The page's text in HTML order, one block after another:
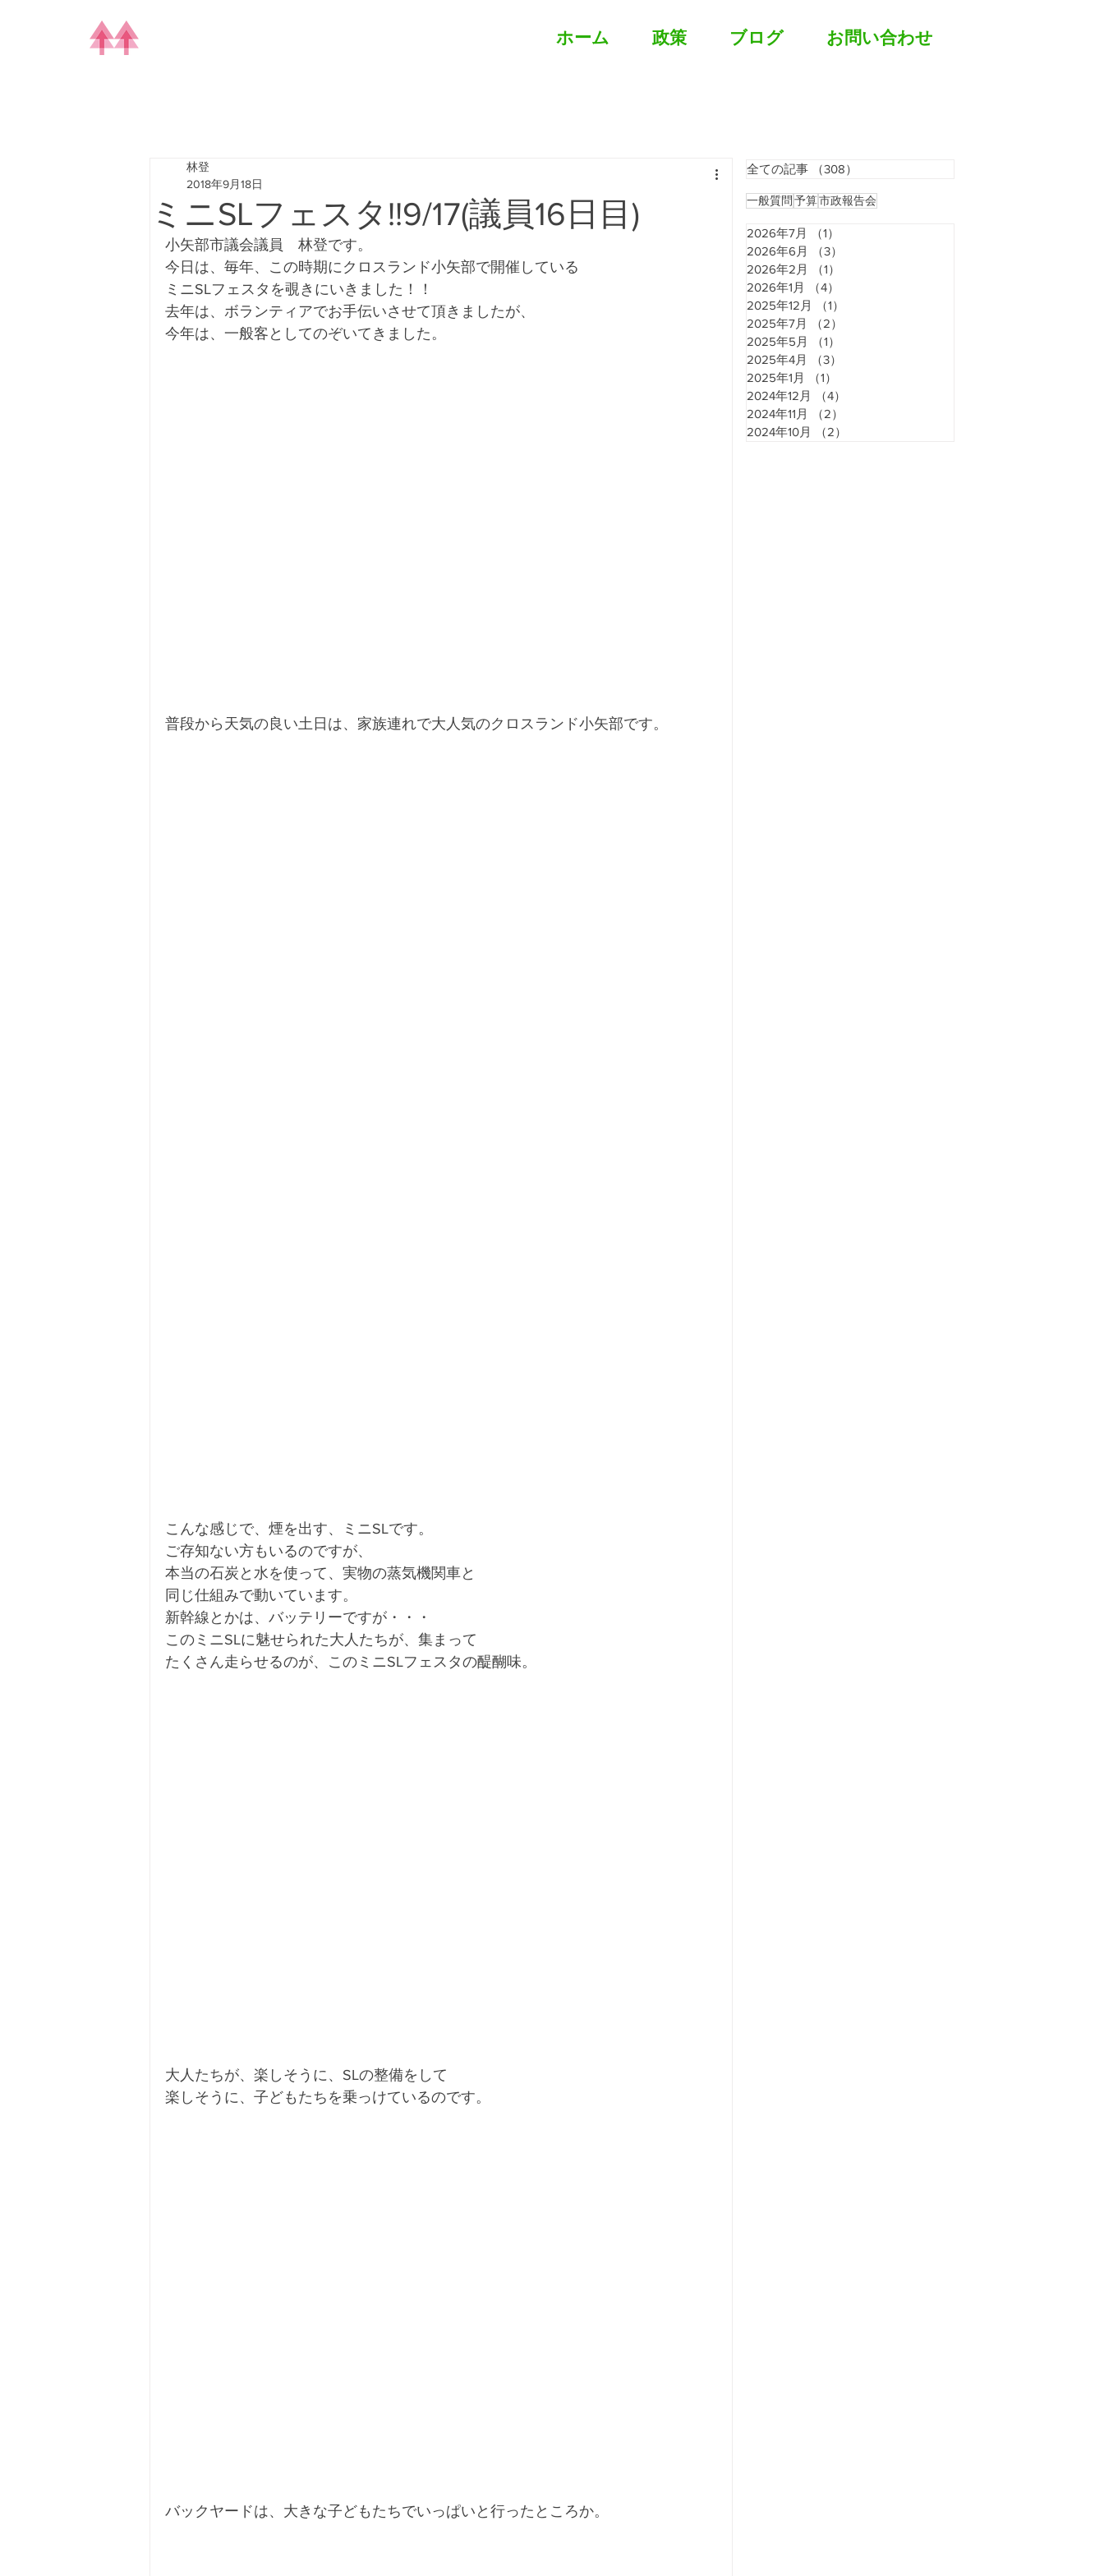
ホーム 政策 ブログ お問い合わせ
ミニSLフェスタ!!9/17(議員16日目)
林登
2018年9月18日
小矢部市議会議員　林登です。
今日は、毎年、この時期にクロスランド小矢部で開催している
ミニSLフェスタを覗きにいきました！！
去年は、ボランティアでお手伝いさせて頂きましたが、
今年は、一般客としてのぞいてきました。
普段から天気の良い土日は、家族連れで大人気のクロスランド小矢部です。
こんな感じで、煙を出す、ミニSLです。
ご存知ない方もいるのですが、
本当の石炭と水を使って、実物の蒸気機関車と
同じ仕組みで動いています。
新幹線とかは、バッテリーですが・・・
このミニSLに魅せられた大人たちが、集まって
たくさん走らせるのが、このミニSLフェスタの醍醐味。
大人たちが、楽しそうに、SLの整備をして
楽しそうに、子どもたちを乗っけているのです。
バックヤードは、大きな子どもたちでいっぱいと行ったところか。
全ての記事 （308）
一般質問 予算市政報告会
2026年7月 （1）
2026年6月
（3）
2026年2月
（1）
2026年1月
（4）
2025年12月
（1）
2025年7月
（2）
2025年5月
（1）
2025年4月
（3）
2025年1月
（1）
2024年12月
（4）
2024年11月
（2）
2024年10月
（2）